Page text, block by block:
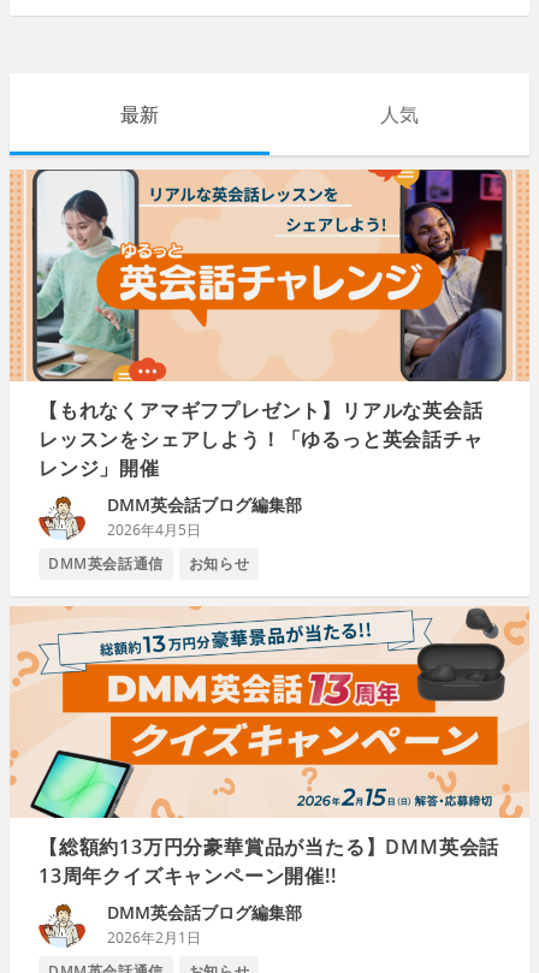
最新 人気
【もれなくアマギフプレゼント】リアルな英会話
レッスンをシェアしよう！「ゆるっと英会話チャ
レンジ」開催
DMM英会話ブログ編集部
2026年4月5日
DMM英会話通信
お知らせ
【総額約13万円分豪華賞品が当たる】DMM英会話
13周年クイズキャンペーン開催!!
DMM英会話ブログ編集部
2026年2月1日